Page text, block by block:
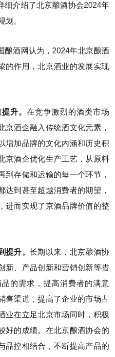
细介绍了北京酿酒协会2024年
划。
酿酒网认为，2024年北京酿酒
的作用，北京酒业的发展实现
升。在竞争激烈的酒类市场
京酒企融入传统酒文化元素，
增加品牌的文化内涵和历史积
京酒企优化生产工艺，从原料
到存储和运输的每一个环节，
达到甚至超越消费者的期望，
进而实现了京酒品牌价值的整
提升。长期以来，北京酿酒协
新、产品创新和营销创新等措
的需求，提高消费者的满意
售渠道，提高了企业的市场占
业在立足北京市场同时，积极
好的成绩。在北京酿酒协会的
品控相结合，不断提高产品的